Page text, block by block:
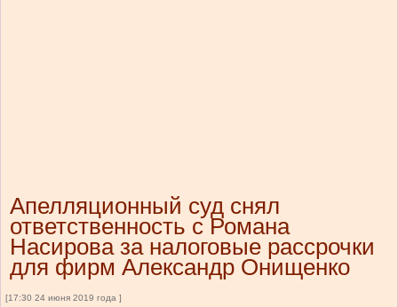
Апелляционный суд снял
ответственность с Романа
Насирова за налоговые рассрочки
для фирм Александр Онищенко
[17:30 24 июня 2019 года ]